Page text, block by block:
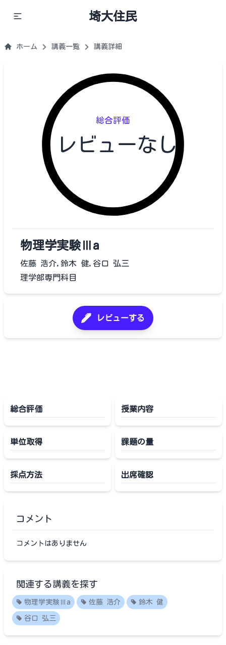
埼大住民
ホーム 講義一覧 講義詳細
総合評価
レビューなし
物理学実験Ⅲa
佐藤 浩介,鈴木 健,谷口 弘三
理学部専門科目
レビューする
総合評価 授業内容
単位取得 課題の量
採点方法 出席確認
コメント
コメントはありません
関連する講義を探す
物理学実験Ⅲa 佐藤 浩介 鈴木 健
谷口 弘三